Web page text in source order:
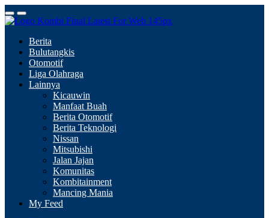
Berita
Bulutangkis
Otomotif
Liga Olahraga
Lainnya
Kicauwin
Manfaat Buah
Berita Otomotif
Berita Teknologi
Nissan
Mitsubishi
Jalan Jajan
Komunitas
Kombitainment
Mancing Mania
My Feed